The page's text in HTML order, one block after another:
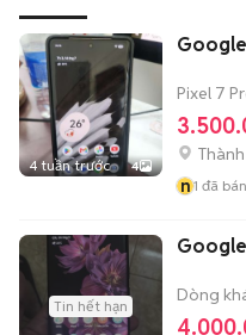
4 tuần trước 4
Pixel 7
n1 đã bán
Tin hết hạn
Dòng